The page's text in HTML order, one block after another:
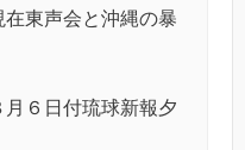
東声会と沖縄の暴
６日付琉球新報夕